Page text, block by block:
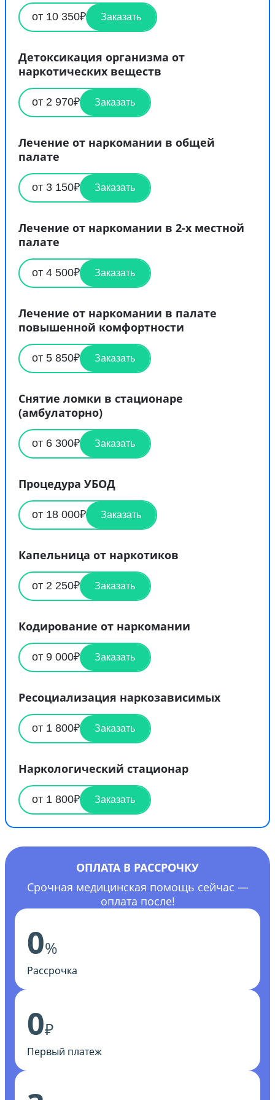
от 10 350₽ Заказать
Детоксикация организма от
наркотических веществ
от 2 970₽ Заказать
Лечение от наркомании в общей
палате
от 3 150₽ Заказать
Лечение от наркомании в 2-х местной
палате
от 4 500₽ Заказать
Лечение от наркомании в палате
повышенной комфортности
от 5 850₽ Заказать
Снятие ломки в стационаре
(амбулаторно)
от 6 300₽ Заказать
Процедура УБОД
от 18 000₽ Заказать
Капельница от наркотиков
от 2 250₽ Заказать
Кодирование от наркомании
от 9 000₽ Заказать
Ресоциализация наркозависимых
от 1 800₽ Заказать
Наркологический стационар
от 1 800₽ Заказать
ОПЛАТА В РАССРОЧКУ
Срочная медицинская помощь сейчас —
оплата после!
0%
Рассрочка
0₽
Первый платеж